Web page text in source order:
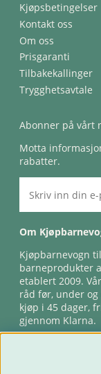
Kjøpsbetingelser
Kontakt oss
Om oss
Prisgaranti
Tilbakekallinger
Trygghetsavtale
Abonner på vårt
Motta
rabatter.
Om
Kjøpbarnevogn
barneprodukter
etablert 2009.
råd før, under
kjøp i 45 dager,
gjennom Klarna.